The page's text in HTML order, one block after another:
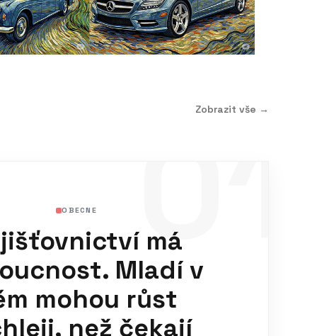
Zobrazit vše →
01
OBECNE
má
Mladí v
mohou růst
než čekají